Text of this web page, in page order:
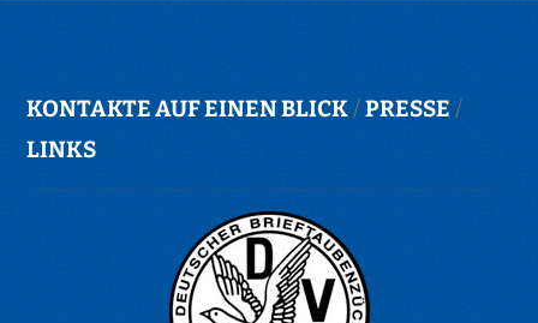
KONTAKTE AUF EINEN BLICK/PRESSE /
LINKS